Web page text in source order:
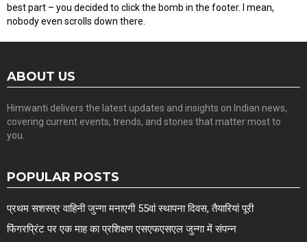
best part – you decided to click the bomb in the footer. I mean,
nobody even scrolls down there.
ABOUT US
Himwanti delivers the latest updates and insights on Indian news,
covering current events, trends, and stories that matter most to
you.
POPULAR POSTS
प्रथम सशस्त्र वाहिनी जुन्गा मनाएगी 55वां स्थापना दिवस, तैयारियां पूरी
फिंगरप्रिंट पर एक माह का प्रशिक्षण एसएफएसएल जुन्गा में संपन्न